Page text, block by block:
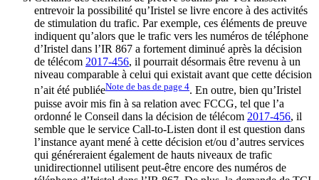
entrevoir la possibilité qu’Iristel se livre encore à des activités
de stimulation du trafic. Par exemple, ces éléments de preuve
indiquent qu’alors que le trafic vers les numéros de téléphone
d’Iristel dans l’IR 867 a fortement diminué après la décision
de télécom 2017-456, il pourrait désormais être revenu à un
niveau comparable à celui qui existait avant que cette décision
n’ait été publiéeNote de bas de page 4. En outre, bien qu’Iristel
puisse avoir mis fin à sa relation avec FCCG, tel que l’a
ordonné le Conseil dans la décision de télécom 2017-456, il
semble que le service Call-to-Listen dont il est question dans
l’instance ayant mené à cette décision et/ou d’autres services
qui généreraient également de hauts niveaux de trafic
unidirectionnel utilisent peut-être encore des numéros de